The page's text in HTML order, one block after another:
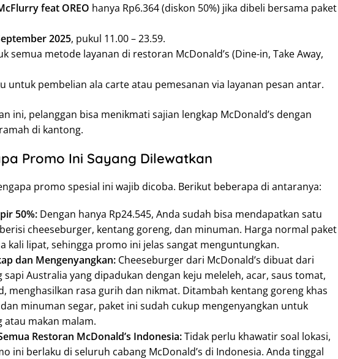
feat OREO hanya Rp6.364 (diskon 50%) jika dibeli bersama paket
2025, pukul 11.00 – 23.59.
semua metode layanan di restoran McDonald’s (Dine-in, Take Away,
untuk pembelian ala carte atau pemesanan via layanan pesan antar.
ini, pelanggan bisa menikmati sajian lengkap McDonald’s dengan
di kantong.
Promo Ini Sayang Dilewatkan
promo spesial ini wajib dicoba. Berikut beberapa di antaranya:
50%: Dengan hanya Rp24.545, Anda sudah bisa mendapatkan satu
cheeseburger, kentang goreng, dan minuman. Harga normal paket
kali lipat, sehingga promo ini jelas sangat menguntungkan.
dan Mengenyangkan: Cheeseburger dari McDonald’s dibuat dari
sapi Australia yang dipadukan dengan keju meleleh, acar, saus tomat,
menghasilkan rasa gurih dan nikmat. Ditambah kentang goreng khas
dan minuman segar, paket ini sudah cukup mengenyangkan untuk
atau makan malam.
Restoran McDonald’s Indonesia:Tidak perlu khawatir soal lokasi,
ini berlaku di seluruh cabang McDonald’s di Indonesia. Anda tinggal